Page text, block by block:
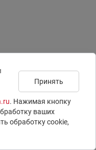
Принять
. Нажимая кнопку
ваших
обработку сookie,
голосование
Подписаться на